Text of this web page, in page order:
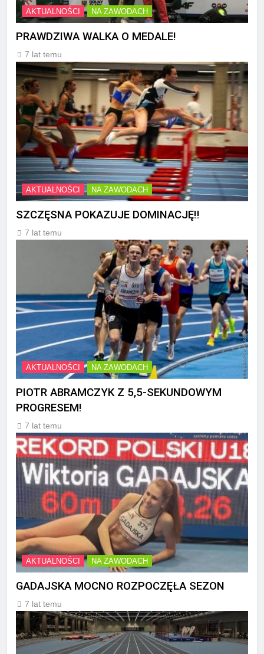
AKTUALNOŚCI NA ZAWODACH
PRAWDZIWA WALKA O MEDALE!
7 lat temu
AKTUALNOŚCI NA ZAWODACH
SZCZĘSNA POKAZUJE DOMINACJĘ!!
7 lat temu
AKTUALNOŚCI NA ZAWODACH
PIOTR ABRAMCZYK Z 5,5-SEKUNDOWYM
PROGRESEM!
7 lat temu
AKTUALNOŚCI NA ZAWODACH
GADAJSKA MOCNO ROZPOCZĘŁA SEZON
7 lat temu